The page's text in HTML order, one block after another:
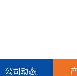
公司动态